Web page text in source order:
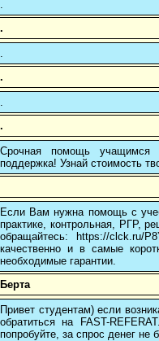
.
.
.
Срочная помощь учащимся в
поддержка! Узнай стоимость
Если Вам нужна помощь с
практике, контрольная, РГР,
обращайтесь: https://clck.ru/
качественно и в самые
необходимые гарантии.
Берта
Привет студентам) если
обратиться на FAST-
попробуйте, за спрос денег не